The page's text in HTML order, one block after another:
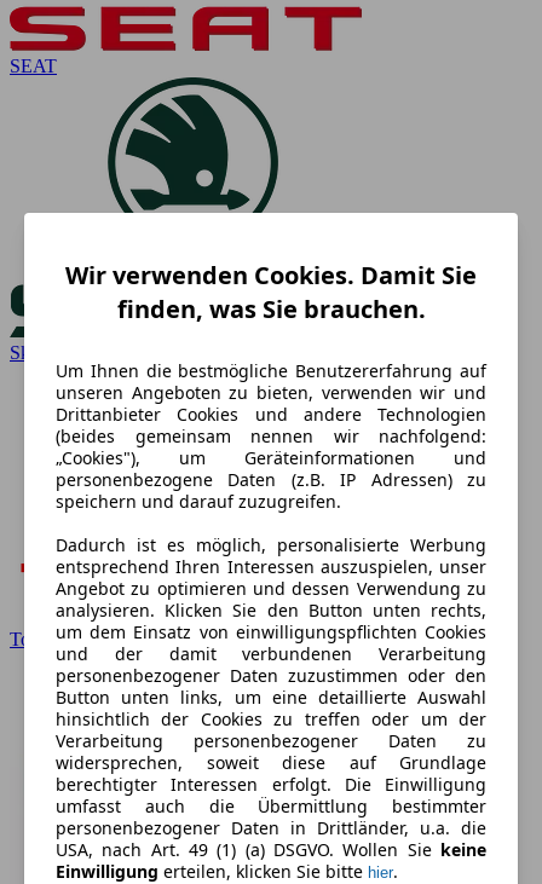
Wir verwenden Cookies. Damit Sie
finden, was Sie brauchen.
Um Ihnen die bestmögliche Benutzererfahrung auf
unseren Angeboten zu bieten, verwenden wir und
Drittanbieter Cookies und andere Technologien
(beides gemeinsam nennen wir nachfolgend:
„Cookies"), um Geräteinformationen und
personenbezogene Daten (z.B. IP Adressen) zu
speichern und darauf zuzugreifen.
Dadurch ist es möglich, personalisierte Werbung
entsprechend Ihren Interessen auszuspielen, unser
Angebot zu optimieren und dessen Verwendung zu
analysieren. Klicken Sie den Button unten rechts,
um dem Einsatz von einwilligungspflichten Cookies
und der damit verbundenen Verarbeitung
personenbezogener Daten zuzustimmen oder den
Button unten links, um eine detaillierte Auswahl
hinsichtlich der Cookies zu treffen oder um der
Verarbeitung personenbezogener Daten zu
widersprechen, soweit diese auf Grundlage
berechtigter Interessen erfolgt. Die Einwilligung
umfasst auch die Übermittlung bestimmter
personenbezogener Daten in Drittländer, u.a. die
USA, nach Art. 49 (1) (a) DSGVO. Wollen Sie keine
Einwilligung erteilen, klicken Sie bitte hier.
SEAT
Skoda
Toyota